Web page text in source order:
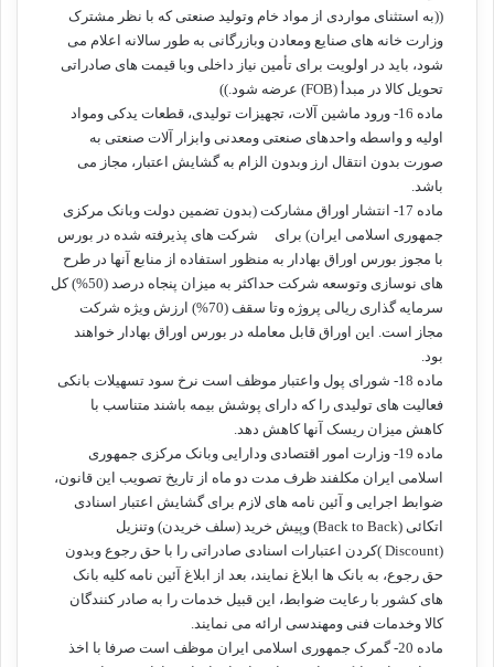
((به استثنای مواردی از مواد خام وتولید صنعتی که با نظر مشترک
وزارت خانه های صنایع ومعادن وبازرگانی به طور سالانه اعلام می
شود، باید در اولویت برای تأمین نیاز داخلی وبا قیمت های صادراتی
تحویل کالا در مبدأ (FOB) عرضه شود.))
ماده 16- ورود ماشین آلات، تجهیزات تولیدی، قطعات یدکی ومواد
اولیه و واسطه واحدهای صنعتی ومعدنی وابزار آلات صنعتی به
صورت بدون انتقال ارز وبدون الزام به گشایش اعتبار، مجاز می
باشد.
ماده 17- انتشار اوراق مشارکت (بدون تضمین دولت وبانک مرکزی
جمهوری اسلامی ایران) برای شرکت های پذیرفته شده در بورس
با مجوز بورس اوراق بهادار به منظور استفاده از منابع آنها در طرح
های نوسازی وتوسعه شرکت حداکثر به میزان پنجاه درصد (50%) کل
سرمایه گذاری ریالی پروژه وتا سقف (70%) ارزش ویژه شرکت
مجاز است. این اوراق قابل معامله در بورس اوراق بهادار خواهند
بود.
ماده 18- شورای پول واعتبار موظف است نرخ سود تسهیلات بانکی
فعالیت های تولیدی را که دارای پوشش بیمه باشند متناسب با
کاهش میزان ریسک آنها کاهش دهد.
ماده 19- وزارت امور اقتصادی ودارایی وبانک مرکزی جمهوری
اسلامی ایران مکلفند ظرف مدت دو ماه از تاریخ تصویب این قانون،
ضوابط اجرایی و آئین نامه های لازم برای گشایش اعتبار اسنادی
اتکائی (Back to Back) وپیش خرید (سلف خریدن) وتنزیل
(Discount )کردن اعتبارات اسنادی صادراتی را با حق رجوع وبدون
حق رجوع، به بانک ها ابلاغ نمایند، بعد از ابلاغ آئین نامه کلیه بانک
های کشور با رعایت ضوابط، این قبیل خدمات را به صادر کنندگان
کالا وخدمات فنی ومهندسی ارائه می نمایند.
ماده 20- گمرک جمهوری اسلامی ایران موظف است صرفا با اخذ